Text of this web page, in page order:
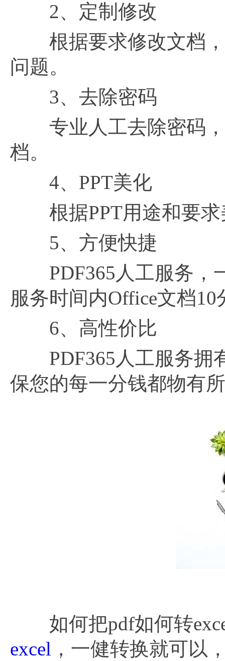
2、定制修改
根据要求修改文档，
问题。
3、去除密码
专业人工去除密码，
档。
4、PPT美化
根据PPT用途和要求
5、方便快捷
PDF365人工服务，
服务时间内Office文档
6、高性价比
PDF365人工服务拥
保您的每一分钱都物有
如何把pdf如何转
excel ，一健转换就可以